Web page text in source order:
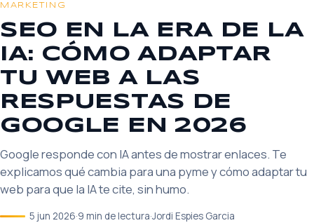
MARKETING
SEO EN LA ERA DE LA
IA: CÓMO ADAPTAR
TU WEB A LAS
RESPUESTAS DE
GOOGLE EN 2026
Google responde con IA antes de mostrar enlaces. Te
explicamos qué cambia para una pyme y cómo adaptar tu
web para que la IA te cite, sin humo.
5 jun 2026·9 min de lectura·Jordi Espies Garcia